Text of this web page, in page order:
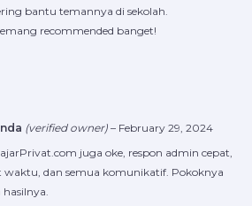
bantu temannya di sekolah.
recommended banget!
(verified owner) – February 29, 2024
juga oke, respon admin cepat,
dan semua komunikatif. Pokoknya